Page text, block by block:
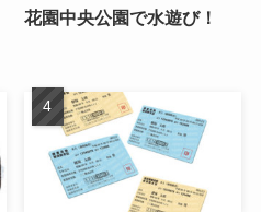
花園中央公園で水遊び！